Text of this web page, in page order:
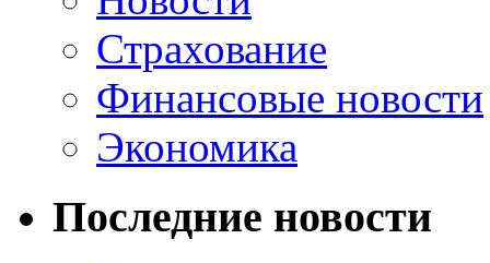
Страхование
Финансовые новости
Экономика
Последние новости